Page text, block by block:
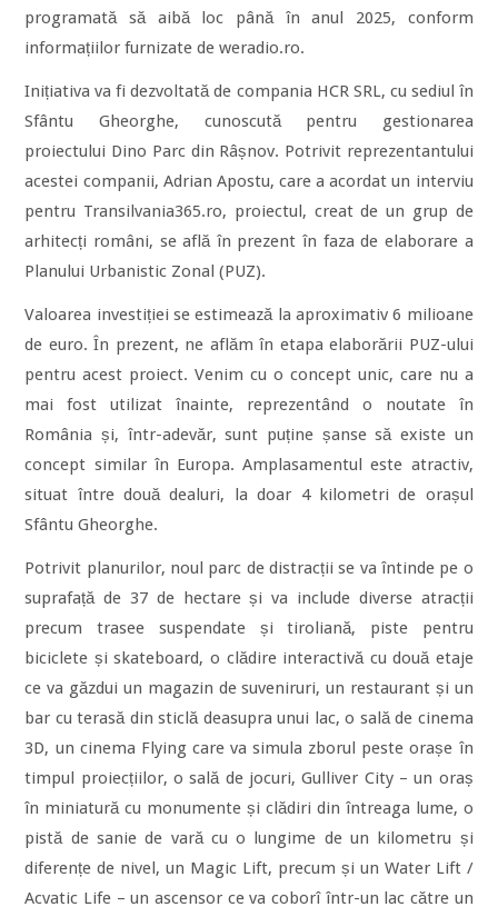
programată să aibă loc până în anul 2025, conform
informațiilor furnizate de weradio.ro.
Inițiativa va fi dezvoltată de compania HCR SRL, cu sediul în
Sfântu Gheorghe, cunoscută pentru gestionarea
proiectului Dino Parc din Râșnov. Potrivit reprezentantului
acestei companii, Adrian Apostu, care a acordat un interviu
pentru Transilvania365.ro, proiectul, creat de un grup de
arhitecți români, se află în prezent în faza de elaborare a
Planului Urbanistic Zonal (PUZ).
Valoarea investiției se estimează la aproximativ 6 milioane
de euro. În prezent, ne aflăm în etapa elaborării PUZ-ului
pentru acest proiect. Venim cu o concept unic, care nu a
mai fost utilizat înainte, reprezentând o noutate în
România și, într-adevăr, sunt puține șanse să existe un
concept similar în Europa. Amplasamentul este atractiv,
situat între două dealuri, la doar 4 kilometri de orașul
Sfântu Gheorghe.
Potrivit planurilor, noul parc de distracții se va întinde pe o
suprafață de 37 de hectare și va include diverse atracții
precum trasee suspendate și tiroliană, piste pentru
biciclete și skateboard, o clădire interactivă cu două etaje
ce va găzdui un magazin de suveniruri, un restaurant și un
bar cu terasă din sticlă deasupra unui lac, o sală de cinema
3D, un cinema Flying care va simula zborul peste orașe în
timpul proiecțiilor, o sală de jocuri, Gulliver City – un oraș
în miniatură cu monumente și clădiri din întreaga lume, o
pistă de sanie de vară cu o lungime de un kilometru și
diferențe de nivel, un Magic Lift, precum și un Water Lift /
Acvatic Life – un ascensor ce va coborî într-un lac către un